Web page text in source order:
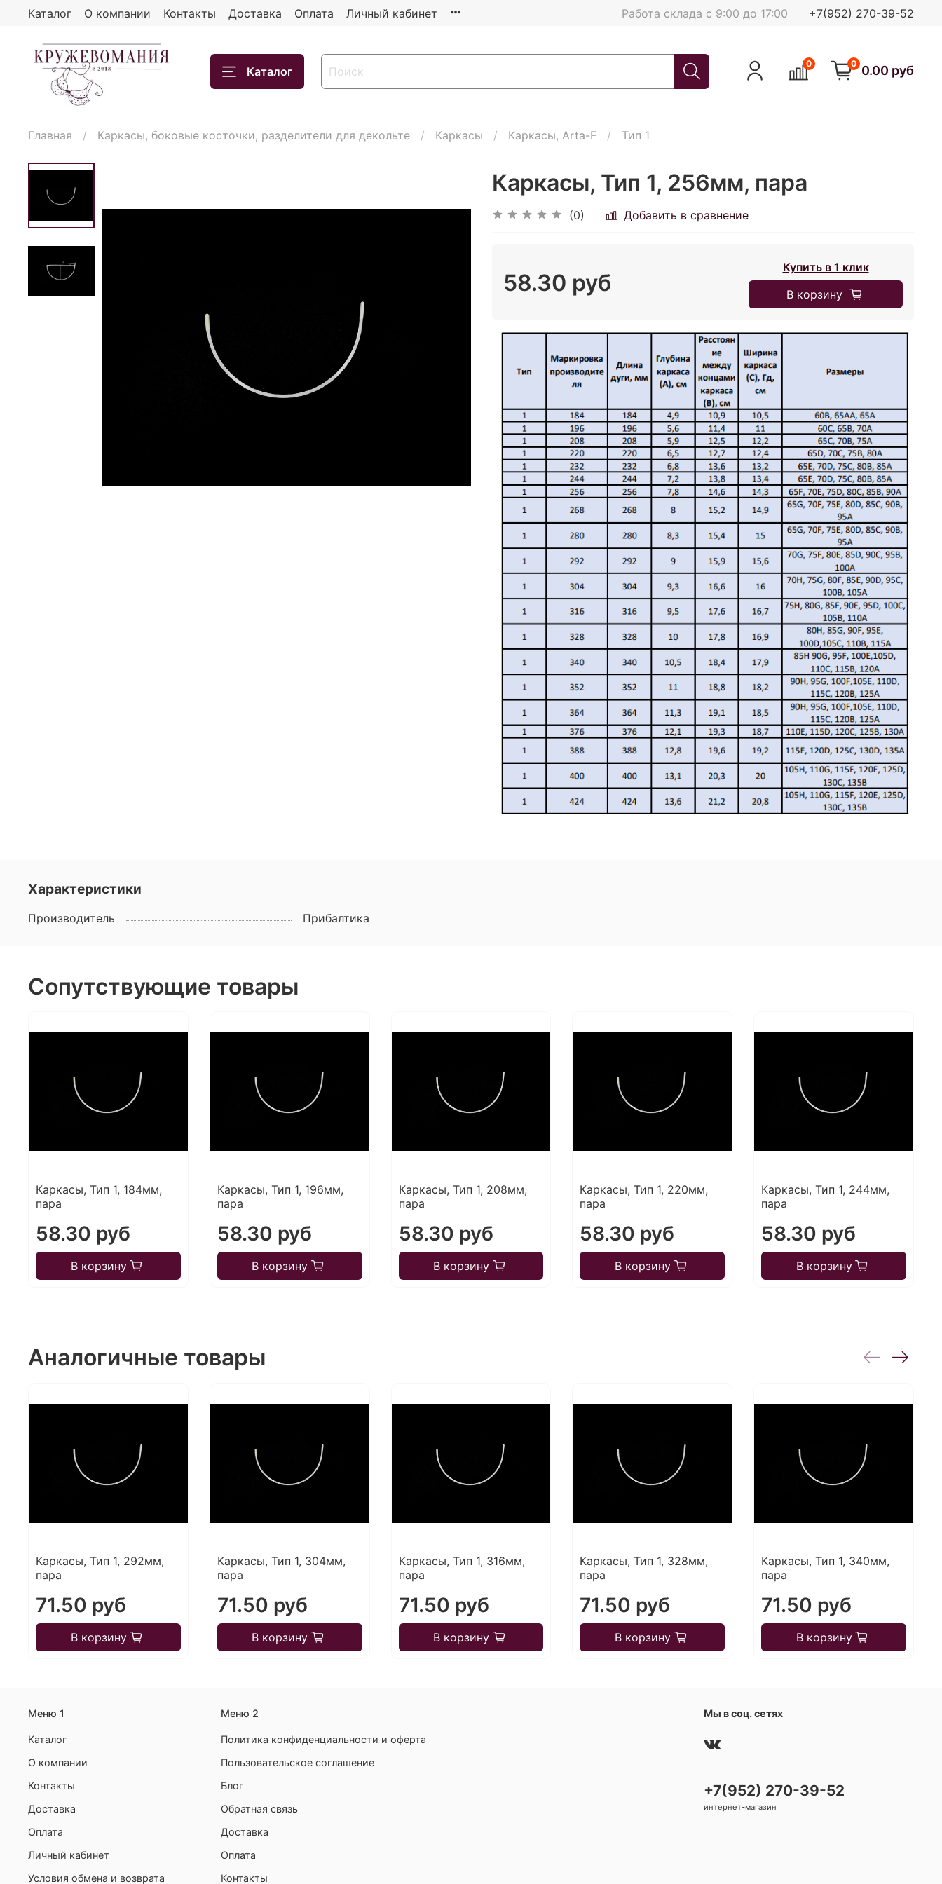
Каталог О компании Контакты Доставка Оплата Личный кабинет Работа склада с 9:00 до 17:00 +7(952) 270-39-52
Каталог
0 0 0.00 руб
Главная Каркасы, боковые косточки, разделители для декольте Каркасы Каркасы, Arta-F Тип 1
Каркасы, Тип 1, 256мм, пара
(0) Добавить в сравнение
58.30 руб
Купить в 1 клик
В корзину
Характеристики
Производитель Прибалтика
Сопутствующие товары
Каркасы, Тип 1, 184мм,
пара
58.30 руб
В корзину
Каркасы, Тип 1, 196мм,
пара
58.30 руб
В корзину
Каркасы, Тип 1, 208мм,
пара
58.30 руб
В корзину
Каркасы, Тип 1, 220мм,
пара
58.30 руб
В корзину
Каркасы, Тип 1, 244мм,
пара
58.30 руб
В корзину
Аналогичные товары
Каркасы, Тип 1, 292мм,
пара
71.50 руб
В корзину
Каркасы, Тип 1, 304мм,
пара
71.50 руб
В корзину
Каркасы, Тип 1, 316мм,
пара
71.50 руб
В корзину
Каркасы, Тип 1, 328мм,
пара
71.50 руб
В корзину
Каркасы, Тип 1, 340мм,
пара
71.50 руб
В корзину
Меню 1
Каталог
О компании
Контакты
Доставка
Оплата
Личный кабинет
Условия обмена и возврата
Меню 2
Политика конфиденциальности и оферта
Пользовательское соглашение
Блог
Обратная связь
Доставка
Оплата
Контакты
Мы в соц. сетях
+7(952) 270-39-52
интернет-магазин